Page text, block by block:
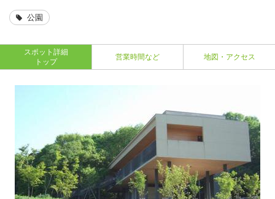
公園
スポット詳細
トップ
営業時間など 地図・アクセス